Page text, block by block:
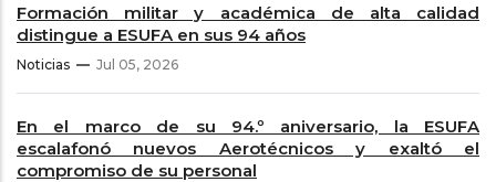
Formación militar y académica de alta calidad
distingue a ESUFA en sus 94 años
Noticias Jul 05, 2026
En el marco de su 94.º aniversario, la ESUFA
escalafonó nuevos Aerotécnicos y exaltó el
compromiso de su personal